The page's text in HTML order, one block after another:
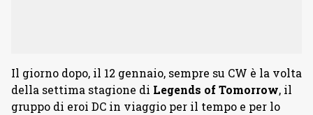
Il giorno dopo, il 12 gennaio, sempre su CW è la volta
della settima stagione di Legends of Tomorrow, il
gruppo di eroi DC in viaggio per il tempo e per lo